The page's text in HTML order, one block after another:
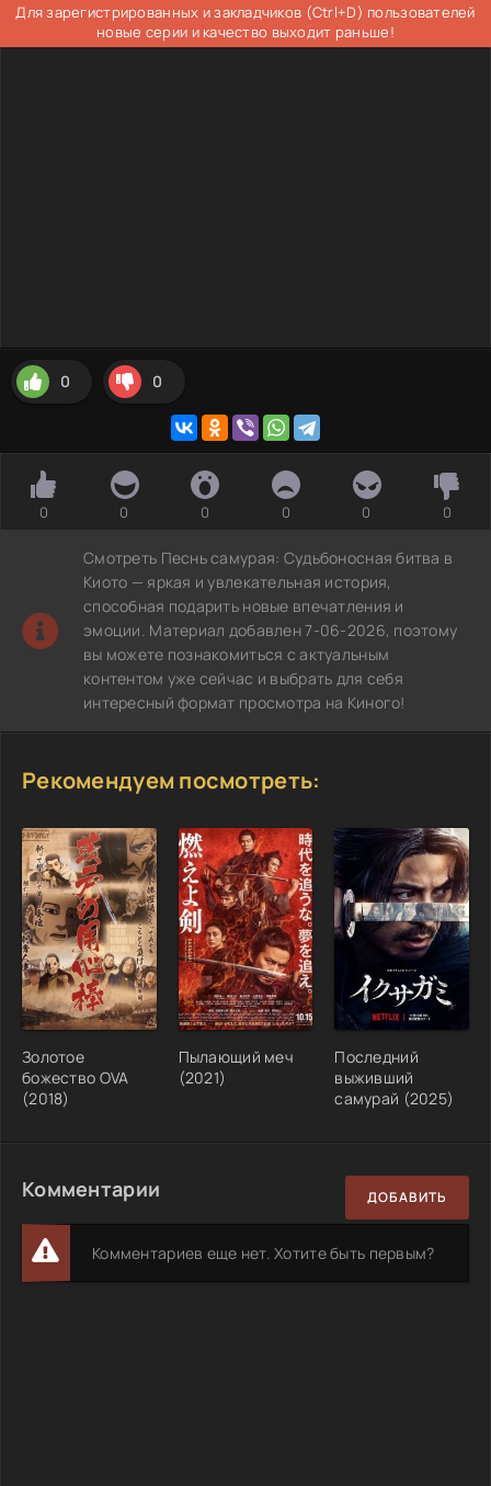
Для зарегистрированных и закладчиков (Ctrl+D) пользователей
новые серии и качество выходит раньше!
0 0
0 0 0 0 0 0
Смотреть Песнь самурая: Судьбоносная битва в
Киото — яркая и увлекательная история,
способная подарить новые впечатления и
эмоции. Материал добавлен 7-06-2026, поэтому
вы можете познакомиться с актуальным
контентом уже сейчас и выбрать для себя
интересный формат просмотра на Киного!
Рекомендуем посмотреть:
Золотое
божество OVA
(2018)
Пылающий меч
(2021)
Последний
выживший
самурай (2025)
Комментарии ДОБАВИТЬ
Комментариев еще нет. Хотите быть первым?